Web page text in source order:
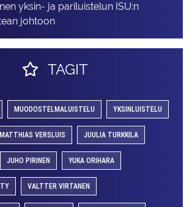
yksin- ja pariluistelun ISU:n
johtoon
TAGIT
MUODOSTELMALUISTELU YKSINLUISTELU
MATTHIAS VERSLUIS JUULIA TURKKILA
JUHO PIRINEN YUKA ORIHARA
VALTTER VIRTANEN